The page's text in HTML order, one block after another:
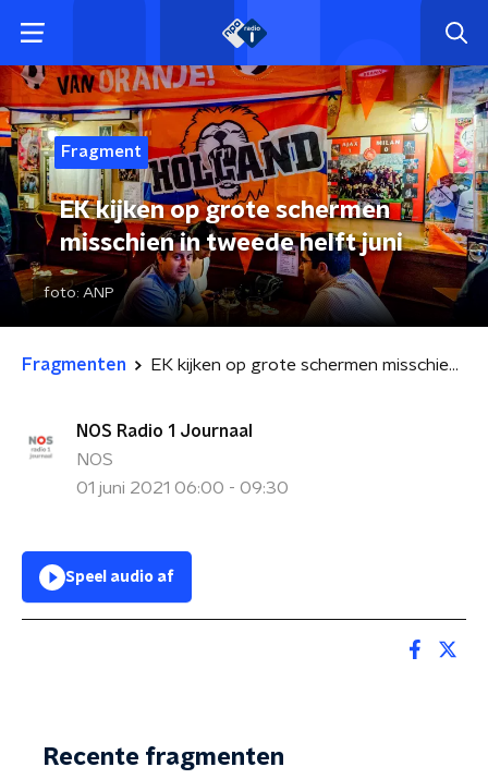
Fragment
EK kijken op grote schermen
misschien in tweede helft juni
foto: ANP
Fragmenten EK kijken op grote schermen misschien in tweede helft juni
NOS Radio 1 Journaal
NOS
01 juni 2021 06:00 - 09:30
Speel audio af
Recente fragmenten